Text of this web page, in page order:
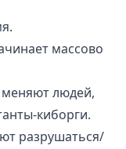
массово
людей,
киборги.
разрушаться/